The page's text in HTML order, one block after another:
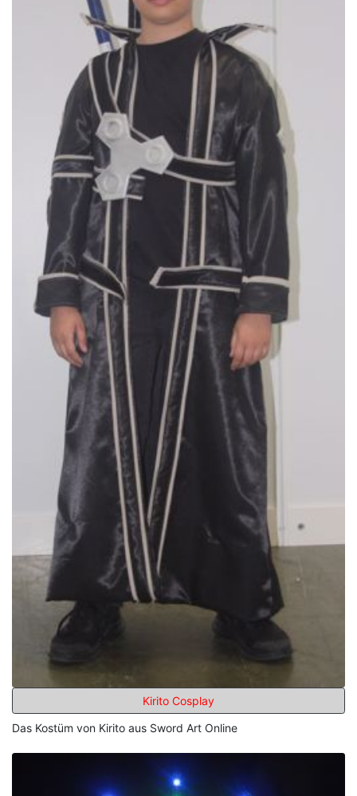
Kirito Cosplay
Das Kostüm von Kirito aus Sword Art Online